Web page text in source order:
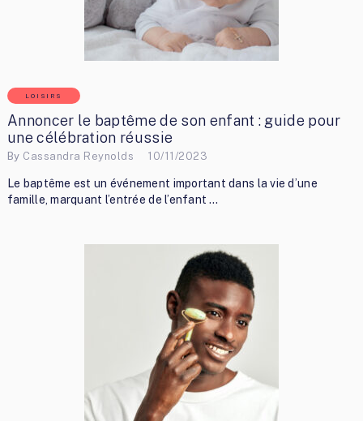
LOISIRS
Annoncer le baptême de son enfant : guide pour
une célébration réussie
By Cassandra Reynolds 10/11/2023
Le baptême est un événement important dans la vie d’une
famille, marquant l’entrée de l’enfant …